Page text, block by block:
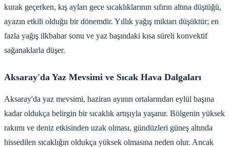
kurak geçerken, kış ayları gece sıcaklıklarının sıfırın altına düştüğü,
ayazın etkili olduğu bir dönemdir. Yıllık yağış miktarı düşüktür; en
fazla yağış ilkbahar sonu ve yaz başındaki kısa süreli konvektif
sağanaklarla düşer.
Aksaray'da Yaz Mevsimi ve Sıcak Hava Dalgaları
Aksaray'da yaz mevsimi, haziran ayının ortalarından eylül başına
kadar oldukça belirgin bir sıcaklık artışıyla yaşanır. Bölgenin yüksek
rakımı ve deniz etkisinden uzak olması, gündüzleri güneş altında
hissedilen sıcaklığın oldukça yüksek olmasına neden olur. Ancak